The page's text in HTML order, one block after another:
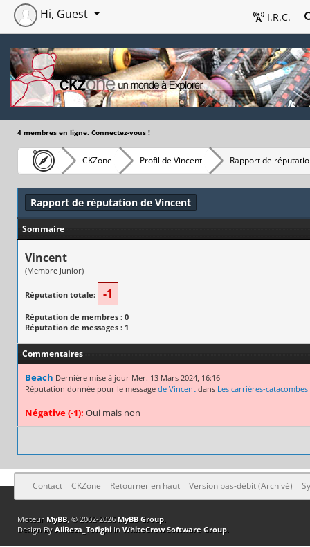
I.R.C.
Hi, Guest
4 membres en ligne. Connectez-vous !
CKZone Profil de Vincent Rapport de
Rapport de réputation de Vincent
Sommaire
Vincent
(Membre Junior)
Réputation totale: -1
Réputation de membres : 0
Réputation de messages : 1
Commentaires
Beach Dernière mise à jour Mer. 13 Mars 2024, 16:16
Réputation donnée pour le message de Vincent dans Les carrières-
Négative (-1): Oui mais non
Contact CKZone Retourner en haut Version bas-débit (Archivé)
Moteur MyBB, © 2002-2026 MyBB Group.
Design By AliReza_TofighiIn WhiteCrow Software Group.